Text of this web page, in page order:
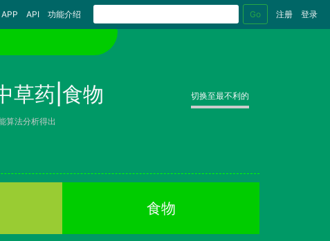
APP API 功能介绍 Go 注册 登录
草药|食物 切换至最不利的
算法分析得出
食物